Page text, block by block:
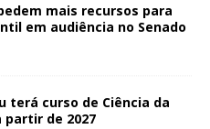
mais recursos para
em audiência no Senado
terá curso de Ciência da
partir de 2027